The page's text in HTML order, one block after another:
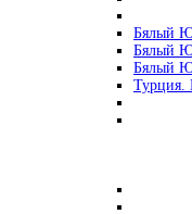
Бялый
Бялый
Бялый
Турция.